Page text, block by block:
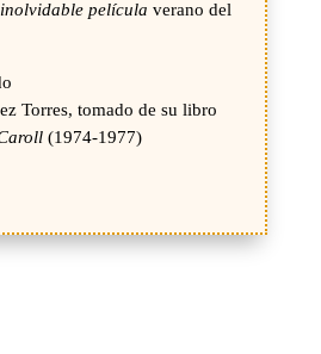
inolvidable películaverano del
Torres, tomado de su libro
(1974-1977)